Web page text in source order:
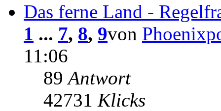
Das ferne Land -
1 ... 7, 8, 9von
11:06
89Antwort
42731 Klicks